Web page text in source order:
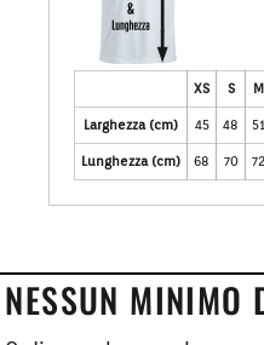
XS S M
Larghezza (cm) 45 48 51
Lunghezza (cm) 68 70 72
NESSUN MINIMO